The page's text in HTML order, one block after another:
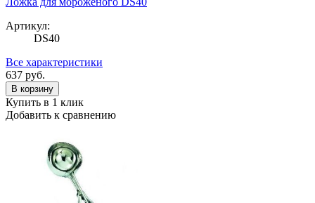
Артикул:
DS40
Все характеристики
637 руб.
В корзину
Купить в 1 клик
Добавить к сравнению